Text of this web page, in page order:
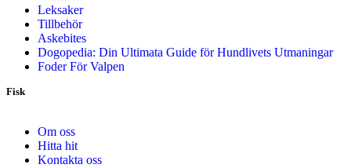
Leksaker
Tillbehör
Askebites
Dogopedia: Din Ultimata Guide för Hundlivets Utmaningar
Foder För Valpen
Fisk
Om oss
Hitta hit
Kontakta oss